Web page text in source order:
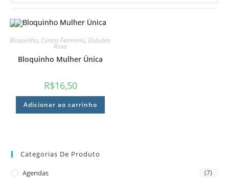
Bloquinho, Cursos Feminino, Outubro
Rosa
Bloquinho Mulher Única
R$16,50
Adicionar ao carrinho
Categorias De Produto
Agendas (7)